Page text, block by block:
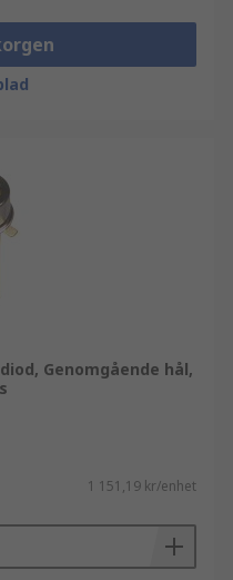
Genomgående hål,
1 151,19 kr/enhet